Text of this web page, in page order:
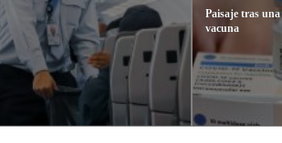
Paisaje tras una
vacuna